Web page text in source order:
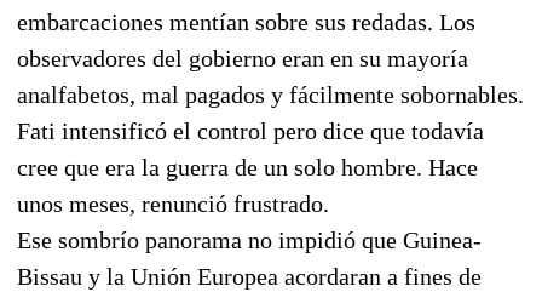
embarcaciones mentían sobre sus redadas. Los
observadores del gobierno eran en su mayoría
analfabetos, mal pagados y fácilmente sobornables.
Fati intensificó el control pero dice que todavía
cree que era la guerra de un solo hombre. Hace
unos meses, renunció frustrado.
Ese sombrío panorama no impidió que Guinea-
Bissau y la Unión Europea acordaran a fines de